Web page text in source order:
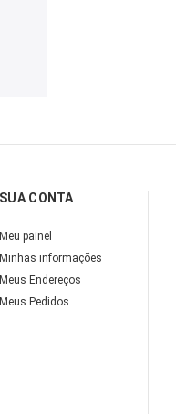
SUA CONTA
Meu painel
Minhas informações
Meus Endereços
Meus Pedidos